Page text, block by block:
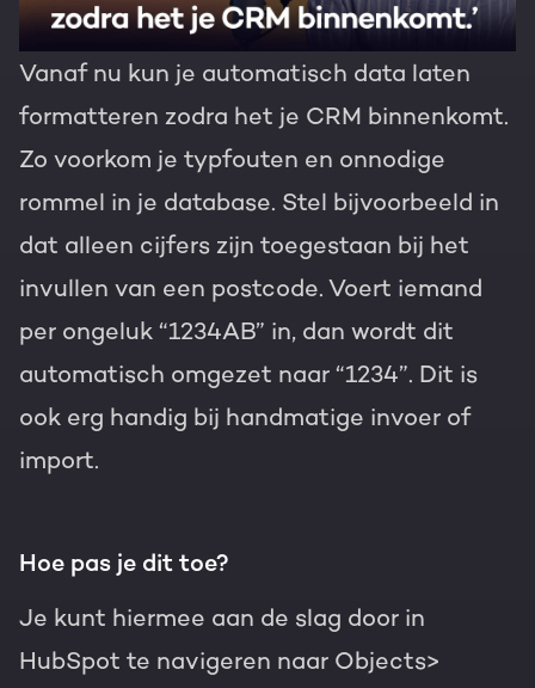
Vanaf nu kun je automatisch data laten
formatteren zodra het je CRM binnenkomt.
Zo voorkom je typfouten en onnodige
rommel in je database. Stel bijvoorbeeld in
dat alleen cijfers zijn toegestaan bij het
invullen van een postcode. Voert iemand
per ongeluk “1234AB” in, dan wordt dit
automatisch omgezet naar “1234”. Dit is
ook erg handig bij handmatige invoer of
import.
Hoe pas je dit toe?
Je kunt hiermee aan de slag door in
HubSpot te navigeren naar Objects>